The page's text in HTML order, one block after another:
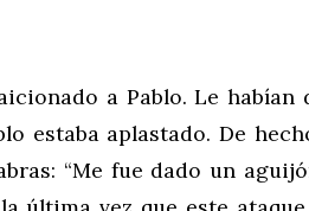
a Pablo. Le habían
estaba aplastado. De
“Me fue dado un